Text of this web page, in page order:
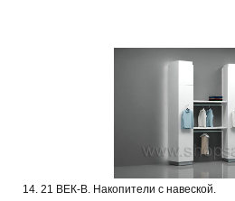
14. 21 ВЕК-В. Накопители с навеской.